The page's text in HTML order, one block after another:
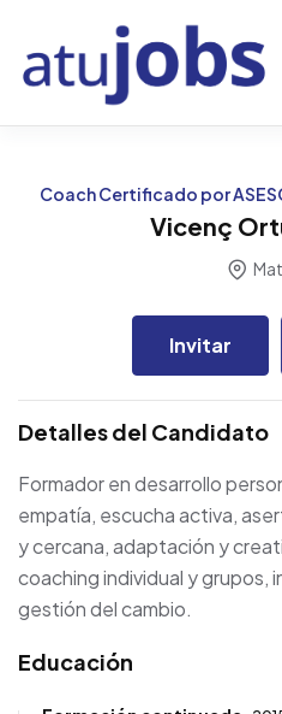
Coach Certificado por
Vicenç
Invitar
Detalles del Candidato
Formador en desarrollo
empatía, escucha activa,
y cercana, adaptación y
coaching individual y grupos,
gestión del cambio.
Educación